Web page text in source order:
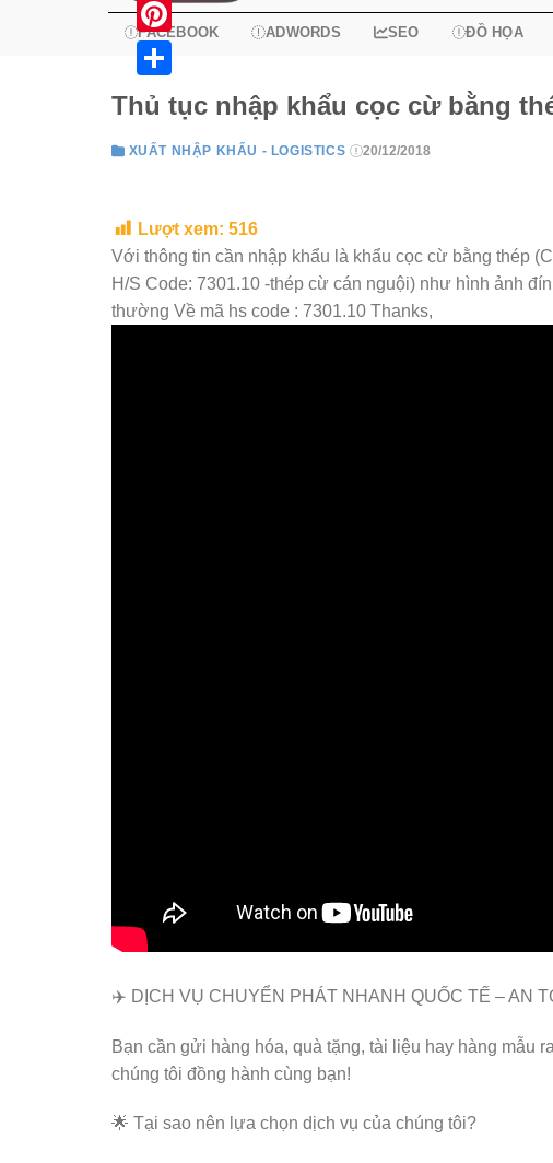
FACEBOOK ADWORDS SEO ĐỒ HỌA
Thủ tục nhập khẩu cọc cừ bằng
XUẤT NHẬP KHẨU - LOGISTICS 20/12/2018
Lượt xem: 516
Với thông tin cần nhập khẩu là khẩu cọc cừ bằng thép
H/S Code: 7301.10 -thép cừ cán nguội) như hình ảnh
thường Về mã hs code : 7301.10 Thanks,
✈️ DỊCH VỤ CHUYỂN PHÁT NHANH QUỐC TẾ – AN
Bạn cần gửi hàng hóa, quà tặng, tài liệu hay hàng mẫu
chúng tôi đồng hành cùng bạn!
🌟 Tại sao nên lựa chọn dịch vụ của chúng tôi?
X
Pinterest
Share